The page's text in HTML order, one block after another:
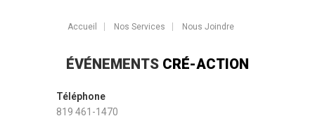
Accueil Nos Services Nous Joindre
ÉVÉNEMENTS CRÉ-ACTION
Téléphone
819 461-1470